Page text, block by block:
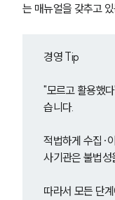
는 매뉴얼을 갖추고
경영 Tip
"모르고 활용했
습니다.
적법하게 수집·
사기관은 불법성
따라서 모든 단